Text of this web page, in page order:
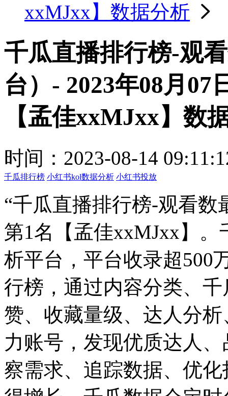
xxMJxx】数据分析
千瓜直播排行榜-观
台）- 2023年08月07
【孟佳xxMJxx】数
时间：2023-08-14
千瓜排行榜 小红书kol数据分析 小红书投放
“千瓜直播排行榜-观看数
第1名【孟佳xxMJxx】
析平台，平台收录超500
行榜，通过内容分类、
赞、收藏量级、达人分
力账号，发现优质达人
察需求、追踪数据、优